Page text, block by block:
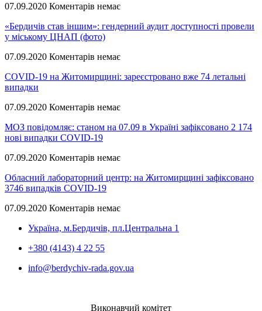
07.09.2020 Коментарів немає
«Бердичів став іншим»: гендерний аудит доступності провели
у міському ЦНАП (фото)
07.09.2020 Коментарів немає
COVID-19 на Житомирщині: зареєстровано вже 74 летальні
випадки
07.09.2020 Коментарів немає
МОЗ повідомляє: станом на 07.09 в Україні зафіксовано 2 174
нові випадки COVID-19
07.09.2020 Коментарів немає
Обласний лабораторний центр: на Житомирщині зафіксовано
3746 випадків COVID-19
07.09.2020 Коментарів немає
Україна, м.Бердичів, пл.Центральна 1
+380 (4143) 4 22 55
info@berdychiv-rada.gov.ua
Виконавчий комітет